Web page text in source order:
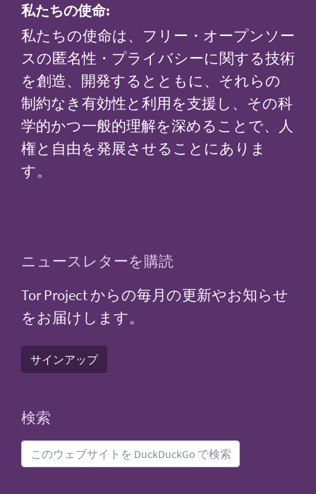
私たちの使命:
私たちの使命は、フリー・オープンソー
スの匿名性・プライバシーに関する技術
を創造、開発するとともに、それらの
制約なき有効性と利用を支援し、その科
学的かつ一般的理解を深めることで、人
権と自由を発展させることにありま
す。
ニュースレターを購読
Tor Project からの毎月の更新やお知らせ
をお届けします。
サインアップ
検索